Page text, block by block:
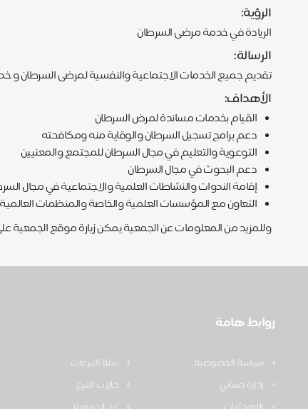
الرؤية:
الريادة في خدمة مرضى السرطان
الرسالة:
تقديم جميع الخدمات الاجتماعية والنفسية لمرضى السرطان و
الأهداف:
القيام بخدمات مساندة لمرض السرطان
دعم برامج تسجيل السرطان والوقاية منه ومكافحته
التوعوية والتعليم في مجال السرطان للمجتمع والمعنيين
دعم البحوث في مجال السرطان
إقامة الندوات والنشاطات العلمية والاجتماعية في مجال
التعاون مع المؤسسات العلمية والخاصة والمنظمات
وللمزيد من المعلومات عن الجمعية يمكن زيارة موقع الجمعية على
روابط هامة
سياسة الخصوصية
سلة التبرعات
إدارة حسابي
حالات التبرع